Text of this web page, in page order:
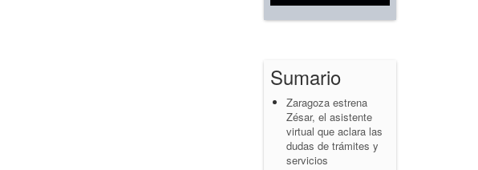
Sumario
Zaragoza estrena
Zésar, el asistente
virtual que aclara las
dudas de trámites y
servicios